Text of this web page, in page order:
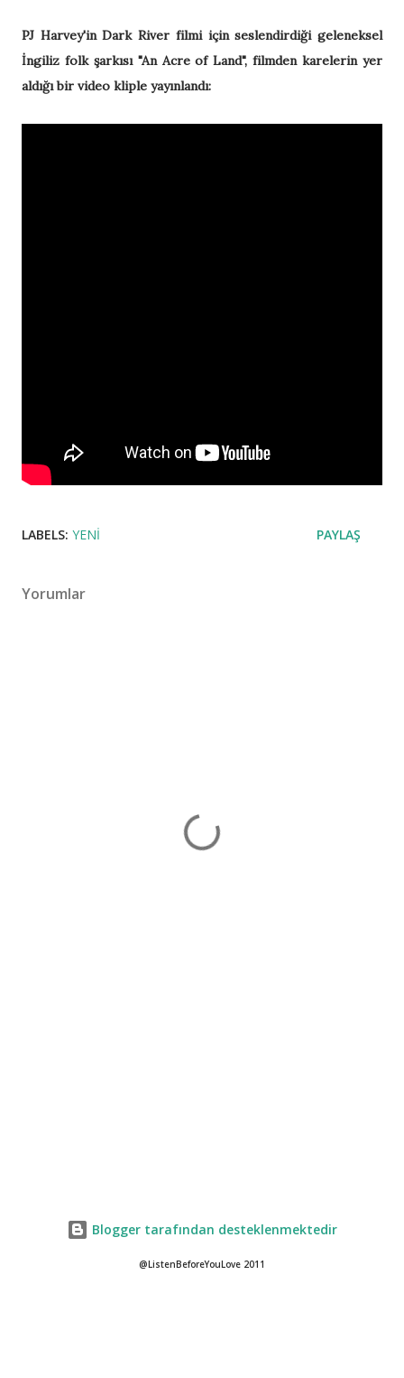
PJ Harvey'in Dark River filmi için seslendirdiği geleneksel
İngiliz folk şarkısı "An Acre of Land", filmden karelerin yer
aldığı bir video kliple yayınlandı:
LABELS: YENI PAYLAŞ
Yorumlar
Blogger tarafından desteklenmektedir
@ListenBeforeYouLove 2011